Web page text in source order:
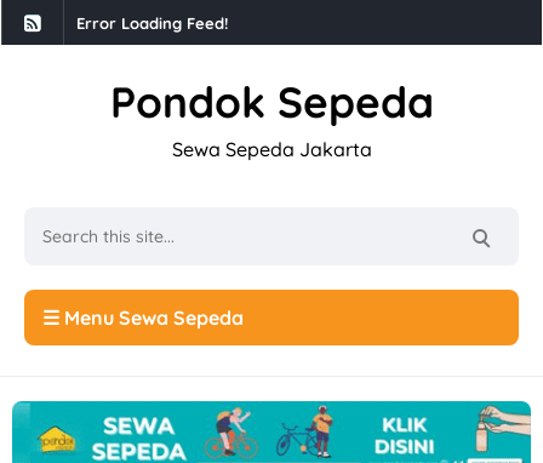
Error Loading Feed!
Pondok Sepeda
Sewa Sepeda Jakarta
☰ Menu Sewa Sepeda